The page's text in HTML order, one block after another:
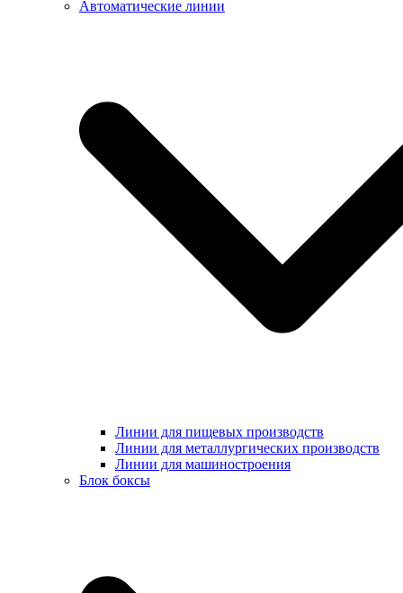
Автоматические линии
Линии для пищевых производств
Линии для металлургических производств
Линии для машиностроения
Блок боксы